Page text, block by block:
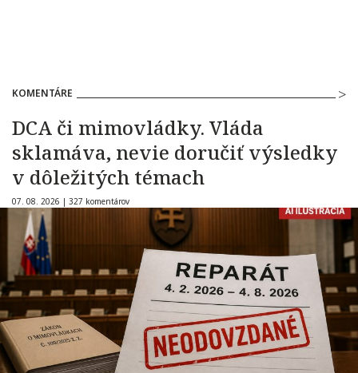
KOMENTÁRE
DCA či mimovládky. Vláda
sklamáva, nevie doručiť výsledky
v dôležitých témach
07. 08. 2026 | 327 komentárov